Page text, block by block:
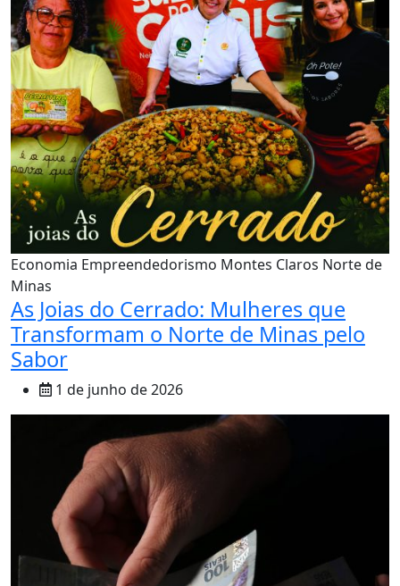
Economia Empreendedorismo Montes Claros Norte de
Minas
As Joias do Cerrado: Mulheres que
Transformam o Norte de Minas pelo
Sabor
1 de junho de 2026